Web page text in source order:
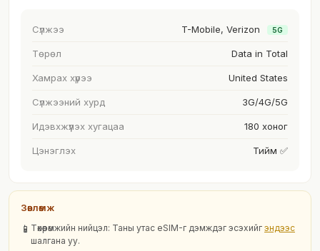
Сүлжээ T-Mobile, Verizon 5G
Төрөл Data in Total
Хамрах хүрээ United States
Сүлжээний хурд 3G/4G/5G
Идэвхжүүлэх хугацаа 180 хоног
Цэнэглэх Тийм ✅
Зөвлөмж
📱 Төхөөрөмжийн нийцэл: Таны утас eSIM-г дэмждэг эсэхийг эндээс
шалгана уу.